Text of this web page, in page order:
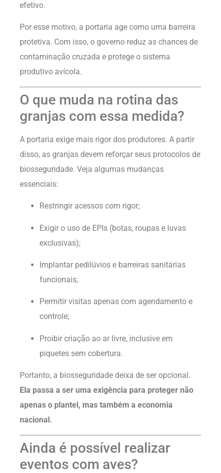
efetivo.
Por esse motivo, a portaria age como uma barreira
protetiva. Com isso, o governo reduz as chances de
contaminação cruzada e protege o sistema
produtivo avícola.
O que muda na rotina das
granjas com essa medida?
A portaria exige mais rigor dos produtores. A partir
disso, as granjas devem reforçar seus protocolos de
biosseguridade. Veja algumas mudanças
essenciais:
Restringir acessos com rigor;
Exigir o uso de EPIs (botas, roupas e luvas
exclusivas);
Implantar pedilúvios e barreiras sanitárias
funcionais;
Permitir visitas apenas com agendamento e
controle;
Proibir criação ao ar livre, inclusive em
piquetes sem cobertura.
Portanto, a biosseguridade deixa de ser opcional.
Ela passa a ser uma exigência para proteger não
apenas o plantel, mas também a economia
nacional.
Ainda é possível realizar
eventos com aves?